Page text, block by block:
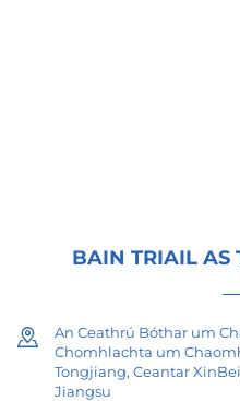
BAIN TRIAIL AS
An Ceathrú Bóthar um
Chomhlachta um
Tongjiang, Ceantar
Jiangsu